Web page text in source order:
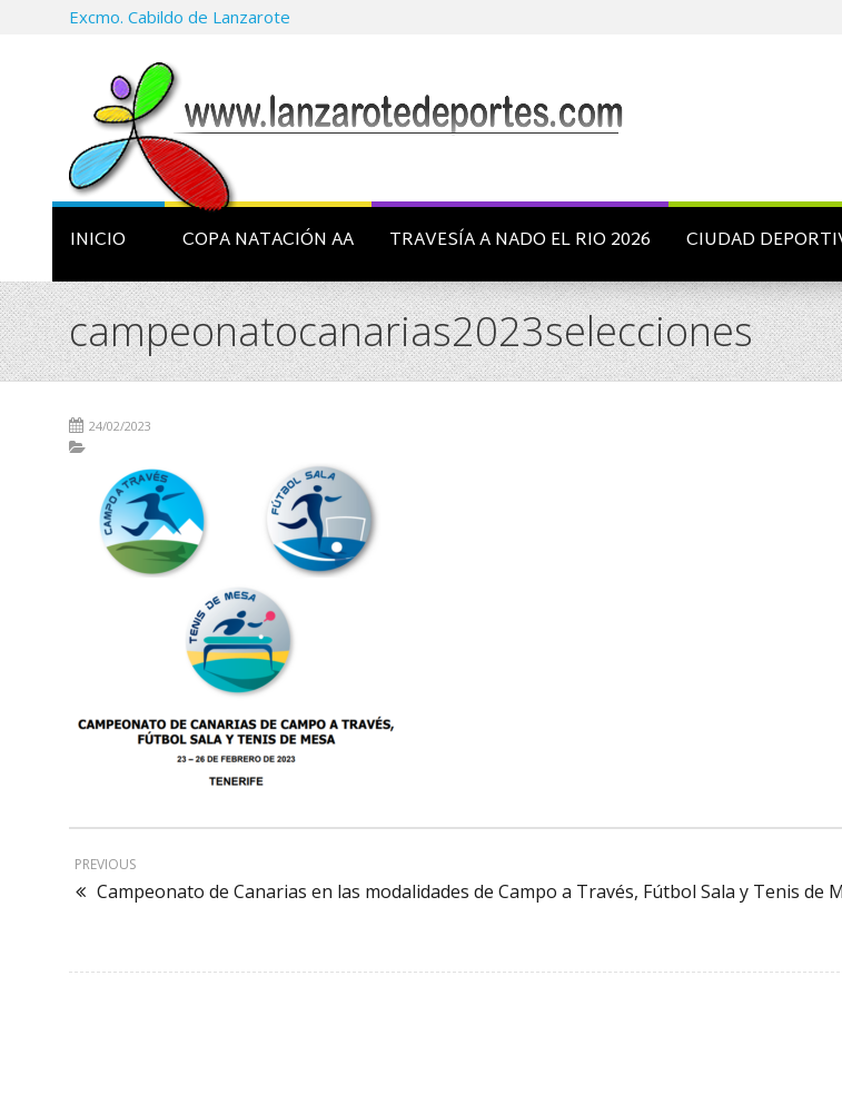
Excmo. Cabildo de Lanzarote
INICIO COPA NATACIÓN AA TRAVESÍA A NADO EL RIO 2026 CIUDAD
campeonatocanarias2023selecciones
24/02/2023
PREVIOUS
Campeonato de Canarias en las modalidades de Campo a Través, Fútbol Sala y Tenis de